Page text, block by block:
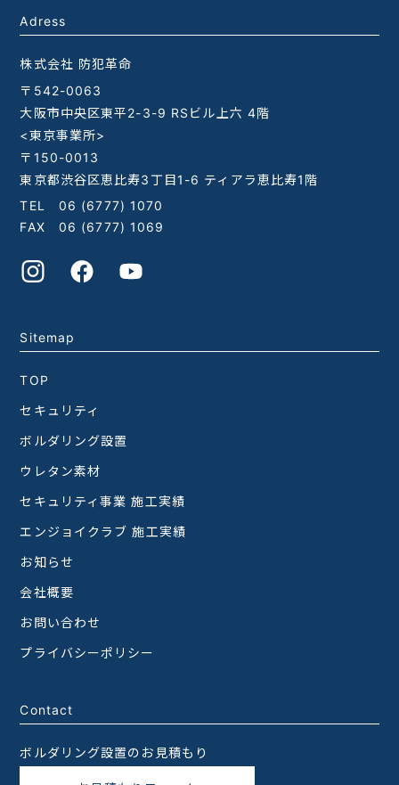
Adress
株式会社 防犯革命
〒542-0063
大阪市中央区東平2-3-9 RSビル上六 4階
<東京事業所>
〒150-0013
東京都渋谷区恵比寿3丁目1-6 ティアラ恵比寿1階
TEL 06 (6777) 1070
FAX 06 (6777) 1069
Sitemap
TOP
セキュリティ
ボルダリング設置
ウレタン素材
セキュリティ事業 施工実績
エンジョイクラブ 施工実績
お知らせ
会社概要
お問い合わせ
プライバシーポリシー
Contact
ボルダリング設置のお見積もり